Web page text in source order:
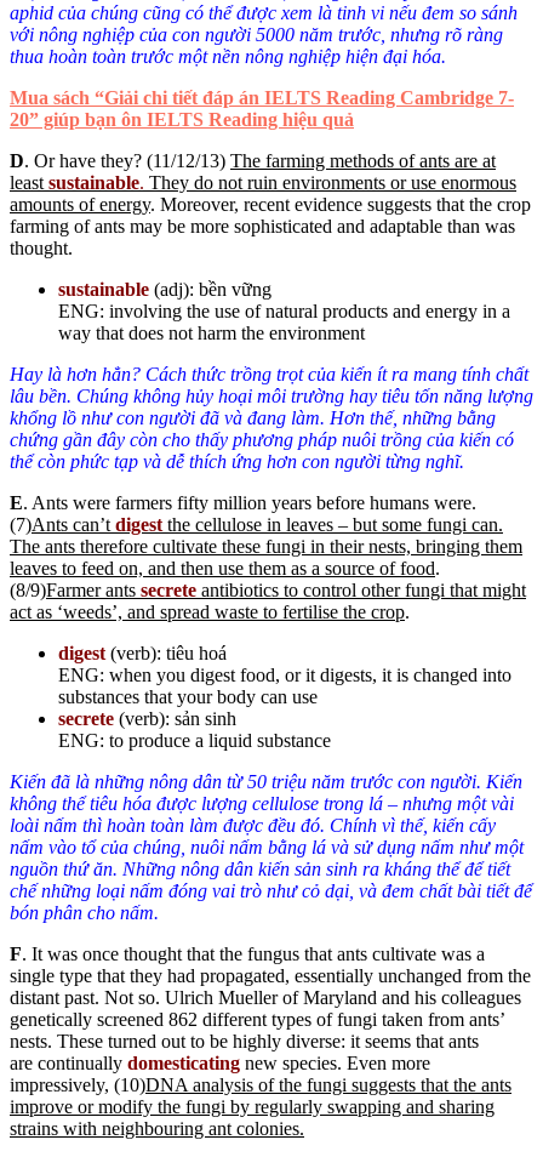
aphid của chúng cũng có thể được xem là tinh vi nếu đem so sánh
với nông nghiệp của con người 5000 năm trước, nhưng rõ ràng
thua hoàn toàn trước một nền nông nghiệp hiện đại hóa.
Mua sách “Giải chi tiết đáp án IELTS Reading Cambridge 7-
20” giúp bạn ôn IELTS Reading hiệu quả
D. Or have they? (11/12/13) The farming methods of ants are at
least sustainable. They do not ruin environments or use enormous
amounts of energy. Moreover, recent evidence suggests that the crop
farming of ants may be more sophisticated and adaptable than was
thought.
sustainable (adj): bền vững
ENG: involving the use of natural products and energy in a
way that does not harm the environment
Hay là hơn hẳn? Cách thức trồng trọt của kiến ít ra mang tính chất
lâu bền. Chúng không hủy hoại môi trường hay tiêu tốn năng lượng
khổng lồ như con người đã và đang làm. Hơn thế, những bằng
chứng gần đây còn cho thấy phương pháp nuôi trồng của kiến có
thể còn phức tạp và dễ thích ứng hơn con người từng nghĩ.
E. Ants were farmers fifty million years before humans were.
(7)Ants can’t digest the cellulose in leaves – but some fungi can.
The ants therefore cultivate these fungi in their nests, bringing them
leaves to feed on, and then use them as a source of food.
(8/9)Farmer ants secrete antibiotics to control other fungi that might
act as ‘weeds’, and spread waste to fertilise the crop.
digest (verb): tiêu hoá
ENG: when you digest food, or it digests, it is changed into
substances that your body can use
secrete (verb): sản sinh
ENG: to produce a liquid substance
Kiến đã là những nông dân từ 50 triệu năm trước con người. Kiến
không thể tiêu hóa được lượng cellulose trong lá – nhưng một vài
loài nấm thì hoàn toàn làm được đều đó. Chính vì thế, kiến cấy
nấm vào tổ của chúng, nuôi nấm bằng lá và sử dụng nấm như một
nguồn thứ ăn. Những nông dân kiến sản sinh ra kháng thể để tiết
chế những loại nấm đóng vai trò như cỏ dại, và đem chất bài tiết để
bón phân cho nấm.
F. It was once thought that the fungus that ants cultivate was a
single type that they had propagated, essentially unchanged from the
distant past. Not so. Ulrich Mueller of Maryland and his colleagues
genetically screened 862 different types of fungi taken from ants’
nests. These turned out to be highly diverse: it seems that ants
are continually domesticating new species. Even more
impressively, (10)DNA analysis of the fungi suggests that the ants
improve or modify the fungi by regularly swapping and sharing
strains with neighbouring ant colonies.